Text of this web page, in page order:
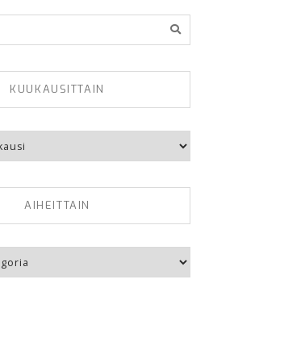
KUUKAUSITTAIN
AIHEITTAIN